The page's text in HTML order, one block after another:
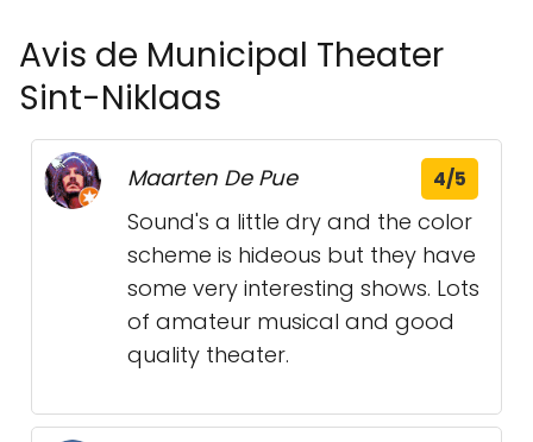
Avis de Municipal Theater
Sint-Niklaas
Maarten De Pue 4/5
Sound's a little dry and the color
scheme is hideous but they have
some very interesting shows. Lots
of amateur musical and good
quality theater.